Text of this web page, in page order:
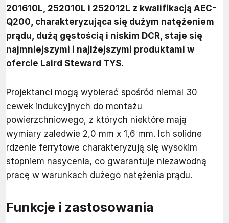
201610L, 252010L i 252012L z kwalifikacją AEC-
Q200, charakteryzująca się dużym natężeniem
prądu, dużą gęstością i niskim DCR, staje się
najmniejszymi i najlżejszymi produktami w
ofercie Laird Steward TYS.
Projektanci mogą wybierać spośród niemal 30
cewek indukcyjnych do montażu
powierzchniowego, z których niektóre mają
wymiary zaledwie 2,0 mm x 1,6 mm. Ich solidne
rdzenie ferrytowe charakteryzują się wysokim
stopniem nasycenia, co gwarantuje niezawodną
pracę w warunkach dużego natężenia prądu.
Funkcje i zastosowania